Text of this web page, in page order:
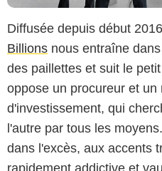
Diffusée depuis début
Billions nous entraîne
des paillettes et suit le
oppose un procureur et
d'investissement, qui
l'autre par tous les
dans l'excès, aux accents